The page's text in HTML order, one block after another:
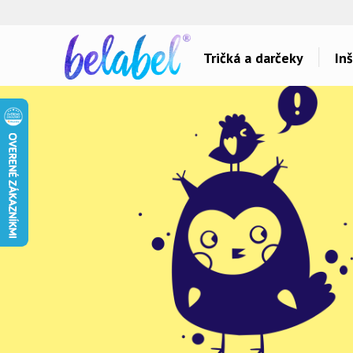
Tričká a darčeky
Dárky pro dědu
Dárky pro partnera
Dárky pro partnerku
Témy potlačí
Láska
Šport a auta
Hlášky
Detské
Hudba & Film
Humor
Ostatné
Všetko..